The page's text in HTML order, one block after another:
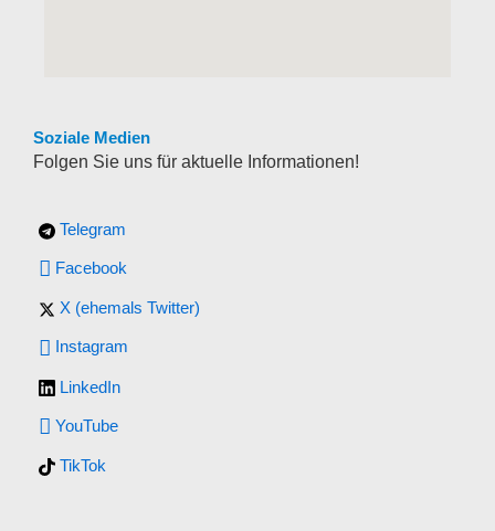
Soziale Medien
Folgen Sie uns für aktuelle Informationen!
Telegram
Facebook
X (ehemals Twitter)
Instagram
LinkedIn
YouTube
TikTok